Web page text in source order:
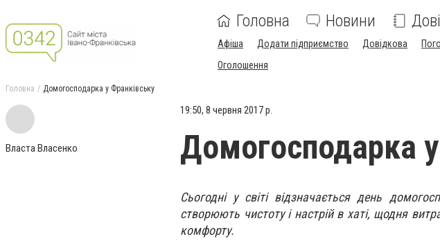
Головна Новини
Афіша Додати підприємство Довідкова
Оголошення
Головна Домогосподарка у Франківську
Власта Власенко
19:50, 8 червня 2017 р.
Домогосподарка
Сьогодні у світі відзначається день
створюють чистоту і настрій в хаті, щодня
комфорту.